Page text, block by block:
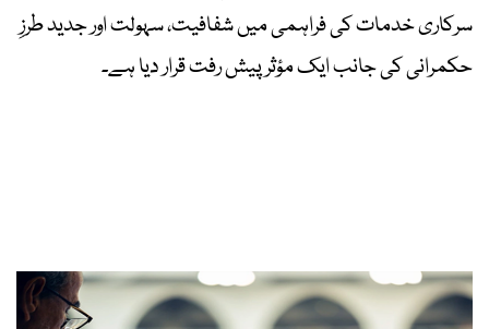
سرکاری خدمات کی فراہمی میں شفافیت، سہولت اور جدید طرزِ
حکمرانی کی جانب ایک مؤثر پیش رفت قرار دیا ہے۔